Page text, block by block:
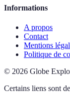
Informations
A propos
Contact
Mentions
Politique de
© 2026 Globe
Certains liens sont